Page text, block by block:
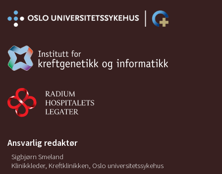
Ansvarlig redaktør
Sigbjørn Smeland
Klinikkleder, Kreftklinikken, Oslo universitetssykehus